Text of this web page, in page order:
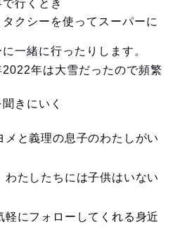
行くとき
クシーを使ってスーパーに
一緒に行ったりします。
年は大雪だったので頻繁
きにいく
メと義理の息子のわたしがい
わたしたちには子供はいない
にフォローしてくれる身近